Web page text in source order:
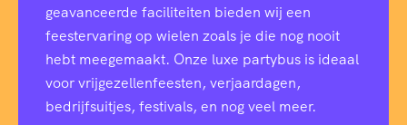
geavanceerde faciliteiten bieden wij een
feestervaring op wielen zoals je die nog nooit
hebt meegemaakt. Onze luxe partybus is ideaal
voor vrijgezellenfeesten, verjaardagen,
bedrijfsuitjes, festivals, en nog veel meer.